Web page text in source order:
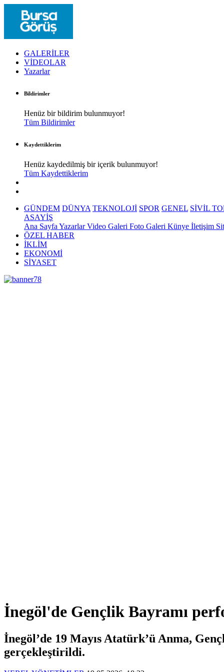
GALERİLER
VİDEOLAR
Yazarlar
Bildirimler
Henüz bir bildirim bulunmuyor!
Tüm Bildirimler
Kaydettiklerim
Henüz kaydedilmiş bir içerik bulunmuyor!
Tüm Kaydettiklerim
GÜNDEM DÜNYA TEKNOLOJİ SPOR GENEL SİVİL
ASAYİŞ
Ana Sayfa YazarlarVideo Galeri Foto Galeri Künye İletişim
ÖZEL HABER
İKLİM
EKONOMİ
SİYASET
İnegöl'de Gençlik Bayramı
İnegöl’de 19 Mayıs Atatürk’ü Anma,
gerçekleştirildi.